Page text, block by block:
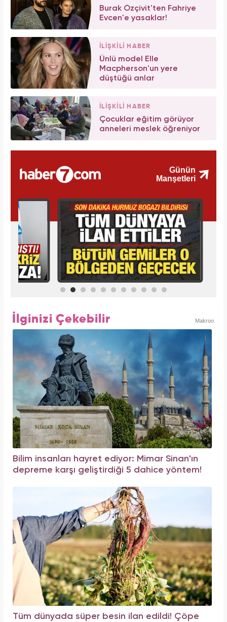
Burak Özçivit'ten Fahriye
Evcen'e yasaklar!
İLİŞKİLİ HABER
Ünlü model Elle
Macpherson'un yere
düştüğü anlar
İLİŞKİLİ HABER
Çocuklar eğitim görüyor
anneleri meslek öğreniyor
İlginizi Çekebilir Makroo
Bilim insanları hayret ediyor: Mimar Sinan'ın
depreme karşı geliştirdiği 5 dahice yöntem!
Tüm dünyada süper besin ilan edildi! Çöpe